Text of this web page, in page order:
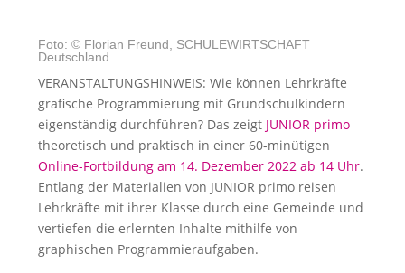
Foto: © Florian Freund, SCHULEWIRTSCHAFT
Deutschland
VERANSTALTUNGSHINWEIS: Wie können Lehrkräfte
grafische Programmierung mit Grundschulkindern
eigenständig durchführen? Das zeigt JUNIOR primo
theoretisch und praktisch in einer 60-minütigen
Online-Fortbildung am 14. Dezember 2022 ab 14 Uhr.
Entlang der Materialien von JUNIOR primo reisen
Lehrkräfte mit ihrer Klasse durch eine Gemeinde und
vertiefen die erlernten Inhalte mithilfe von
graphischen Programmieraufgaben.